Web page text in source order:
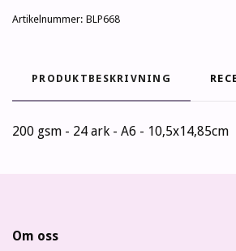
Artikelnummer: BLP668
PRODUKTBESKRIVNING
200 gsm - 24 ark - A6 - 10,5x14,85cm
Om oss